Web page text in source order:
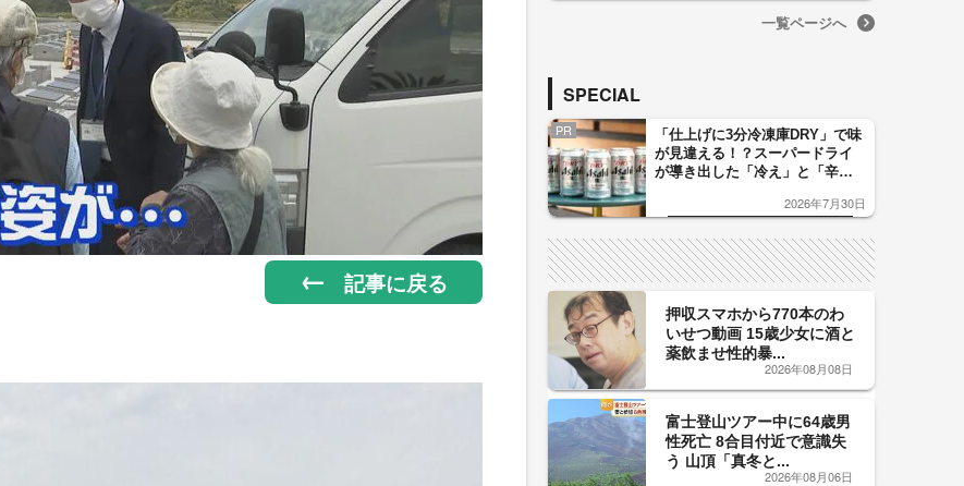
記事に戻る
一覧ページへ
SPECIAL
PR
「仕上げに3分冷凍庫DRY」で味
が見違える！？スーパードライ
が導き出した「冷え」と「辛
した「辛口カーブ」が飲み頃の
2026年7月30日
押収スマホから770本のわ
いせつ動画 15歳少女に酒と
薬飲ませ性的暴...
2026年08月08日
富士登山ツアー中に64歳男
性死亡 8合目付近で意識失
う 山頂「真冬と...
2026年08月06日